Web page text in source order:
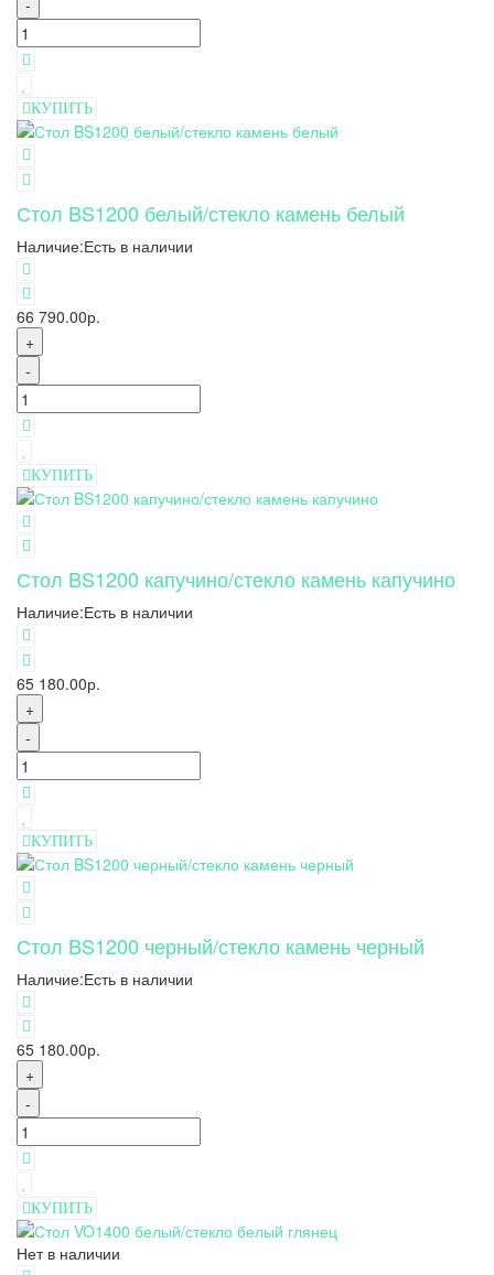
КУПИТЬ
Стол BS1200 белый/стекло камень белый
Наличие:Есть в наличии
66 790.00р.
+
-
КУПИТЬ
Стол BS1200 капучино/стекло камень капучино
Наличие:Есть в наличии
65 180.00р.
+
-
КУПИТЬ
Стол BS1200 черный/стекло камень черный
Наличие:Есть в наличии
65 180.00р.
+
-
КУПИТЬ
Нет в наличии